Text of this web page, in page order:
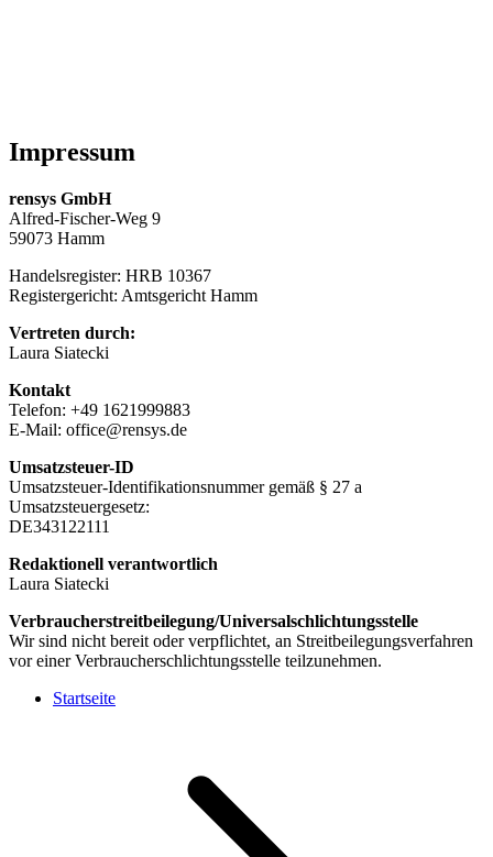
Impressum
rensys GmbH
Alfred-Fischer-Weg 9
59073 Hamm
Handelsregister: HRB 10367
Registergericht: Amtsgericht Hamm
Vertreten durch:
Laura Siatecki
Kontakt
Telefon: +49 1621999883
E-Mail: office@rensys.de
Umsatzsteuer-ID
Umsatzsteuer-Identifikationsnummer gemäß § 27 a
Umsatzsteuergesetz:
DE343122111
Redaktionell verantwortlich
Laura Siatecki
Verbraucherstreitbeilegung/Universalschlichtungsstelle
Wir sind nicht bereit oder verpflichtet, an Streitbeilegungsverfahren
vor einer Verbraucherschlichtungsstelle teilzunehmen.
Startseite